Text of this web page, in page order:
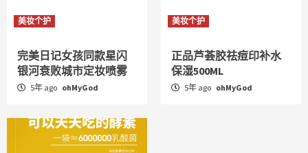
美妆个护
完美日记女孩同款星闪
银河衰败城市定妆喷雾
5年 ago ohMyGod
美妆个护
正品芦荟胶祛痘印补水
保湿500ML
5年 ago ohMyGod